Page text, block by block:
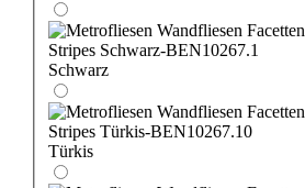
Schwarz
Türkis